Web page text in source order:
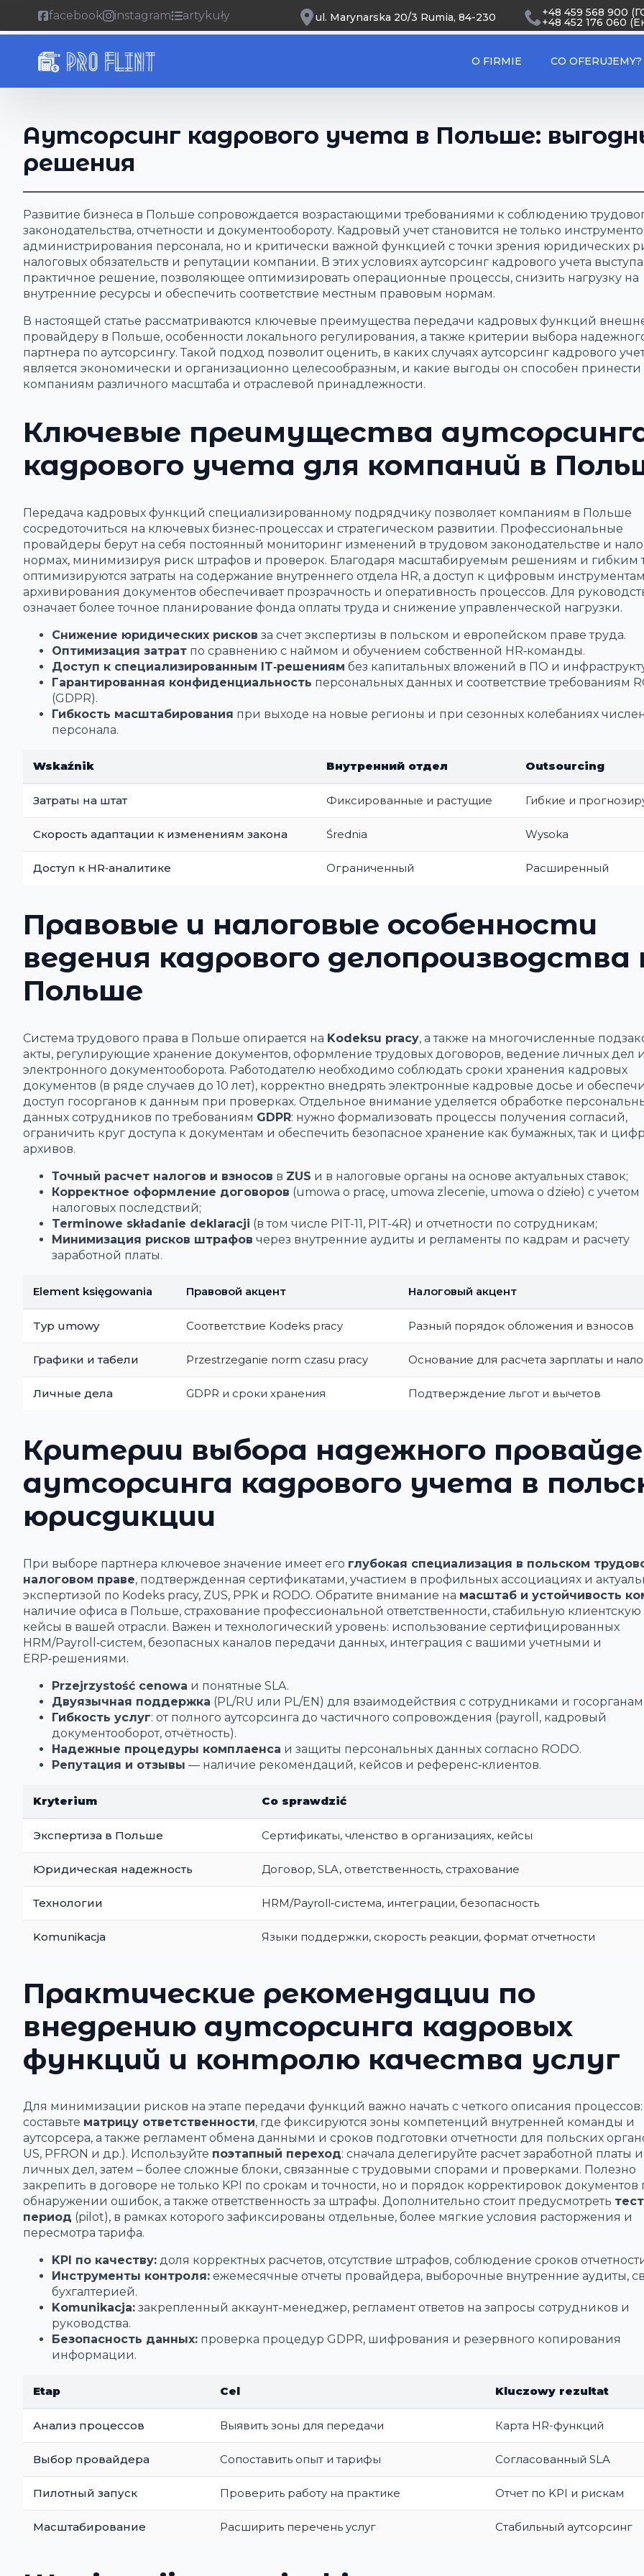
facebook instagram artykuły ul. Marynarska 20/3 Rumia, 84-230 +48 459 568 900
+48 452 176 060
O FIRMIE CO OFERUJEMY?
Аутсорсинг кадрового учета в Польше:
решения
Развитие бизнеса в Польше сопровождается возрастающими требованиями к соблюдению
законодательства, отчетности и документообороту. Кадровый учет становится не только
администрирования персонала, но и критически важной функцией с точки зрения юридических
налоговых обязательств и репутации компании. В этих условиях аутсорсинг кадрового учета
практичное решение, позволяющее оптимизировать операционные процессы, снизить нагрузку на
внутренние ресурсы и обеспечить соответствие местным правовым нормам.
В настоящей статье рассматриваются ключевые преимущества передачи кадровых функций
провайдеру в Польше, особенности локального регулирования, а также критерии выбора
партнера по аутсорсингу. Такой подход позволит оценить, в каких случаях аутсорсинг кадрового
является экономически и организационно целесообразным, и какие выгоды он способен принести
компаниям различного масштаба и отраслевой принадлежности.
Ключевые преимущества
кадрового учета для компаний в
Передача кадровых функций специализированному подрядчику позволяет компаниям в Польше
сосредоточиться на ключевых бизнес‑процессах и стратегическом развитии. Профессиональные
провайдеры берут на себя постоянный мониторинг изменений в трудовом законодательстве и
нормах, минимизируя риск штрафов и проверок. Благодаря масштабируемым решениям и гибким
оптимизируются затраты на содержание внутреннего отдела HR, а доступ к цифровым
архивирования документов обеспечивает прозрачность и оперативность процессов. Для
означает более точное планирование фонда оплаты труда и снижение управленческой нагрузки.
Снижение юридических рисков за счет экспертизы в польском и европейском праве труда.
Оптимизация затрат по сравнению с наймом и обучением собственной HR‑команды.
Доступ к специализированным IT‑решениям без капитальных вложений в ПО и
Гарантированная конфиденциальность персональных данных и соответствие требованиям
(GDPR).
Гибкость масштабирования при выходе на новые регионы и при сезонных колебаниях
персонала.
Wskaźnik Внутренний отдел Outsourcing
Затраты на штат Фиксированные и растущие Гибкие и
Скорость адаптации к изменениям закона Średnia Wysoka
Доступ к HR‑аналитике Ограниченный Расширенный
Правовые и налоговые особенности
ведения кадрового делопроизводства
Польше
Система трудового права в Польше опирается на Kodeksu pracy, а также на многочисленные
акты, регулирующие хранение документов, оформление трудовых договоров, ведение личных дел и
электронного документооборота. Работодателю необходимо соблюдать сроки хранения кадровых
документов (в ряде случаев до 10 лет), корректно внедрять электронные кадровые досье и
доступ госорганов к данным при проверках. Отдельное внимание уделяется обработке
данных сотрудников по требованиям GDPR: нужно формализовать процессы получения согласий,
ограничить круг доступа к документам и обеспечить безопасное хранение как бумажных, так и
архивов.
Точный расчет налогов и взносов в ZUS и в налоговые органы на основе актуальных ставок;
Корректное оформление договоров (umowa o pracę, umowa zlecenie, umowa o dzieło) с учетом
налоговых последствий;
Terminowe składanie deklaracji (в том числе PIT-11, PIT-4R) и отчетности по сотрудникам;
Минимизация рисков штрафов через внутренние аудиты и регламенты по кадрам и расчету
заработной платы.
Element księgowania Правовой акцент Налоговый акцент
Typ umowy Соответствие Kodeks pracy Разный порядок обложения и взносов
Графики и табели Przestrzeganie norm czasu pracy Основание для расчета зарплаты и
Личные дела GDPR и сроки хранения Подтверждение льгот и вычетов
Критерии выбора надежного
аутсорсинга кадрового учета в
юрисдикции
При выборе партнера ключевое значение имеет его глубокая специализация в польском
налоговом праве, подтвержденная сертификатами, участием в профильных ассоциациях и
экспертизой по Kodeks pracy, ZUS, PPK и RODO. Обратите внимание на масштаб и устойчивость
наличие офиса в Польше, страхование профессиональной ответственности, стабильную клиентскую
кейсы в вашей отрасли. Важен и технологический уровень: использование сертифицированных
HRM/Payroll‑систем, безопасных каналов передачи данных, интеграция с вашими учетными и
ERP‑решениями.
Przejrzystość cenowa и понятные SLA.
Двуязычная поддержка (PL/RU или PL/EN) для взаимодействия с сотрудниками и
Гибкость услуг: от полного аутсорсинга до частичного сопровождения (payroll, кадровый
документооборот, отчётность).
Надежные процедуры комплаенса и защиты персональных данных согласно RODO.
Репутация и отзывы — наличие рекомендаций, кейсов и референс‑клиентов.
Kryterium Co sprawdzić
Экспертиза в Польше Сертификаты, членство в организациях, кейсы
Юридическая надежность Договор, SLA, ответственность, страхование
Технологии HRM/Payroll‑система, интеграции, безопасность
Komunikacja Языки поддержки, скорость реакции, формат отчетности
Практические рекомендации по
внедрению аутсорсинга кадровых
функций и контролю качества услуг
Для минимизации рисков на этапе передачи функций важно начать с четкого описания процессов:
составьте матрицу ответственности, где фиксируются зоны компетенций внутренней команды и
аутсорсера, а также регламент обмена данными и сроков подготовки отчетности для польских
US, PFRON и др.). Используйте поэтапный переход: сначала делегируйте расчет заработной платы
личных дел, затем – более сложные блоки, связанные с трудовыми спорами и проверками. Полезно
закрепить в договоре не только KPI по срокам и точности, но и порядок корректировок документов
обнаружении ошибок, а также ответственность за штрафы. Дополнительно стоит предусмотреть
период (pilot), в рамках которого зафиксированы отдельные, более мягкие условия расторжения и
пересмотра тарифа.
KPI по качеству: доля корректных расчетов, отсутствие штрафов, соблюдение сроков
Инструменты контроля: ежемесячные отчеты провайдера, выборочные внутренние аудиты,
бухгалтерией.
Komunikacja: закрепленный аккаунт-менеджер, регламент ответов на запросы сотрудников и
руководства.
Безопасность данных: проверка процедур GDPR, шифрования и резервного копирования
информации.
Etap Cel Kluczowy rezultat
Анализ процессов Выявить зоны для передачи Карта HR-функций
Выбор провайдера Сопоставить опыт и тарифы Согласованный SLA
Пилотный запуск Проверить работу на практике Отчет по KPI и рискам
Масштабирование Расширить перечень услуг Стабильный аутсорсинг